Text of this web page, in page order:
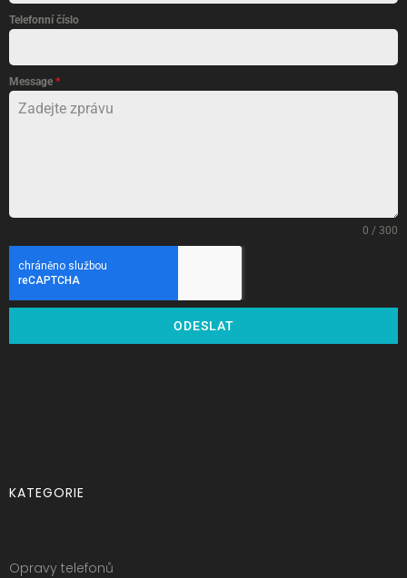
Telefonní číslo
Message *
0 / 300
ODESLAT
KATEGORIE
Opravy telefonů